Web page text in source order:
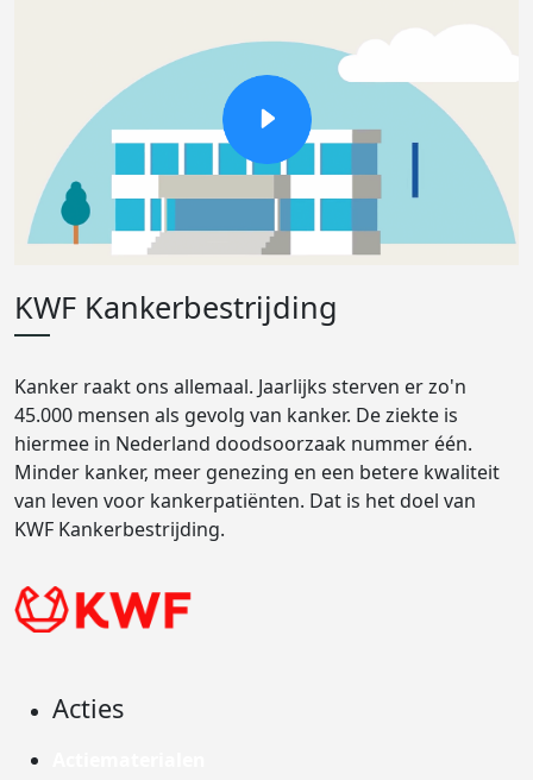
KWF Kankerbestrijding
Kanker raakt ons allemaal. Jaarlijks sterven er zo'n
45.000 mensen als gevolg van kanker. De ziekte is
hiermee in Nederland doodsoorzaak nummer één.
Minder kanker, meer genezing en een betere kwaliteit
van leven voor kankerpatiënten. Dat is het doel van
KWF Kankerbestrijding.
Acties